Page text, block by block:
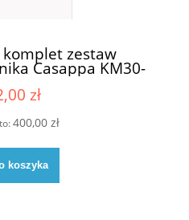
zestaw
Casappa KM30-
zł
400,00 zł
koszyka